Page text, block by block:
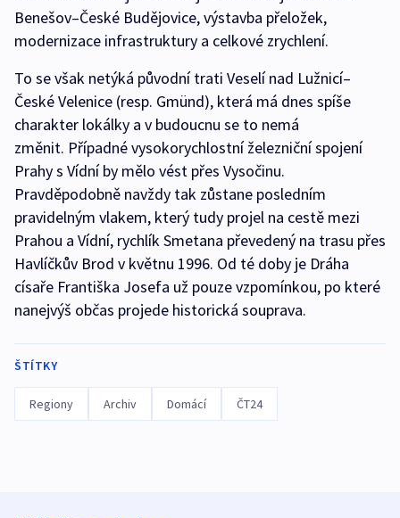
Benešov–České Budějovice, výstavba přeložek,
modernizace infrastruktury a celkové zrychlení.
To se však netýká původní trati Veselí nad Lužnicí–
České Velenice (resp. Gmünd), která má dnes spíše
charakter lokálky a v budoucnu se to nemá
změnit. Případné vysokorychlostní železniční spojení
Prahy s Vídní by mělo vést přes Vysočinu.
Pravděpodobně navždy tak zůstane posledním
pravidelným vlakem, který tudy projel na cestě mezi
Prahou a Vídní, rychlík Smetana převedený na trasu přes
Havlíčkův Brod v květnu 1996. Od té doby je Dráha
císaře Františka Josefa už pouze vzpomínkou, po které
nanejvýš občas projede historická souprava.
ŠTÍTKY
Regiony Archiv Domácí ČT24